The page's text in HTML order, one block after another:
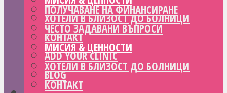
ХОТЕЛИ В БЛИЗОСТ ДО БОЛНИЦИ
КОНТАКТ
ADD YOUR CLINIC
BLOG
ПОЛУЧАВАНЕ НА ФИНАНСИРАНЕ
ЧЕСТО ЗАДАВАНИ ВЪПРОСИ
МИСИЯ & ЦЕННОСТИ
ХОТЕЛИ В БЛИЗОСТ ДО БОЛНИЦИ
КОНТАКТ